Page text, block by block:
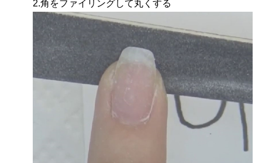
2.角をファイリングして丸くする